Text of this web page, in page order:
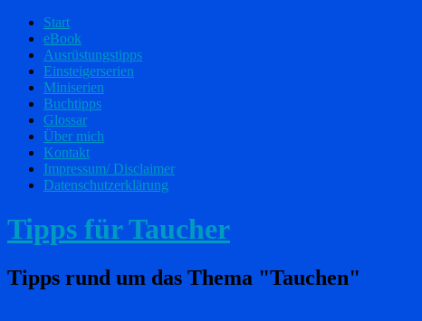
Start
eBook
Ausrüstungstipps
Einsteigerserien
Miniserien
Buchtipps
Glossar
Über mich
Kontakt
Impressum/ Disclaimer
Datenschutzerklärung
Tipps für Taucher
Tipps rund um das Thema "Tauchen"